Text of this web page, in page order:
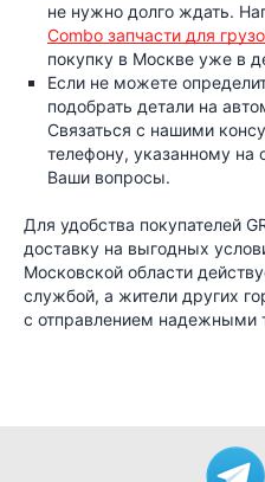
не нужно долго ждать.
Combo запчасти для
покупку в Москве уже в
Если не можете
подобрать детали на
Связаться с нашими
телефону, указанному на
Ваши вопросы.
Для удобства покупателей
доставку на выгодных
Московской области
службой, а жители других
с отправлением надежными